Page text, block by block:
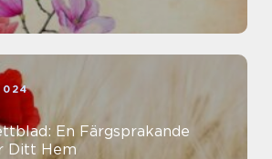
En Färgsprakande
Ditt Hem